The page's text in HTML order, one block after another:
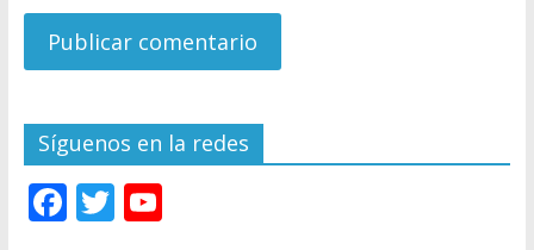
Síguenos en la redes
F T Y